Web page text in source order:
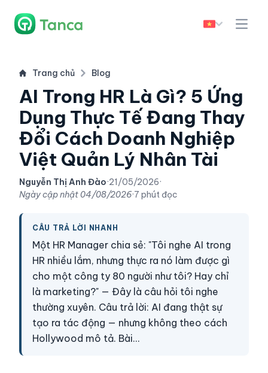
Trang chủ Blog
AI Trong HR Là Gì? 5 Ứng
Dụng Thực Tế Đang Thay
Đổi Cách Doanh Nghiệp
Việt Quản Lý Nhân Tài
Nguyễn Thị Anh Đào·21/05/2026·
Ngày cập nhật04/08/2026·7 phút đọc
CÂU TRẢ LỜI NHANH
Một HR Manager chia sẻ: "Tôi nghe AI trong
HR nhiều lắm, nhưng thực ra nó làm được gì
cho một công ty 80 người như tôi? Hay chỉ
là marketing?" — Đây là câu hỏi tôi nghe
thường xuyên. Câu trả lời: AI đang thật sự
tạo ra tác động — nhưng không theo cách
Hollywood mô tả. Bài…